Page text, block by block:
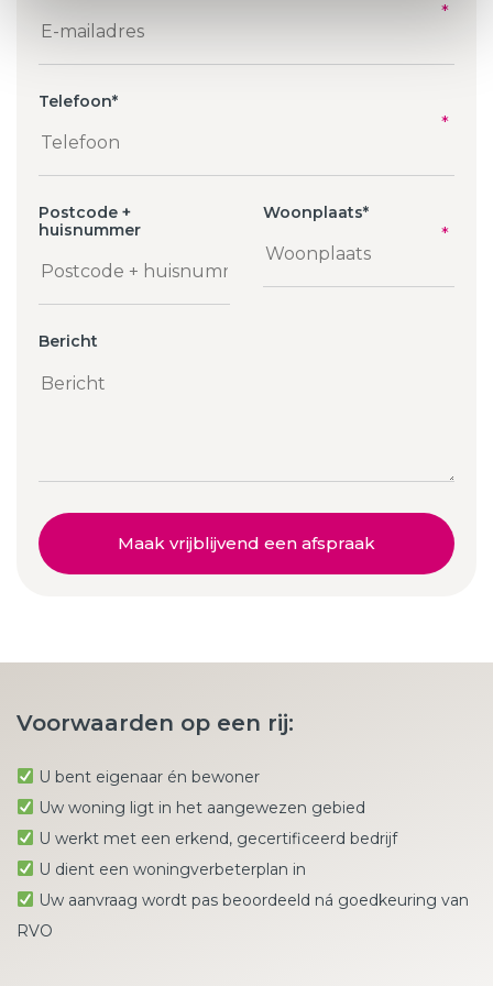
Telefoon*
Postcode +
huisnummer
Woonplaats*
Bericht
Maak vrijblijvend een afspraak
Voorwaarden op een rij:
U bent eigenaar én bewoner
Uw woning ligt in het aangewezen gebied
U werkt met een erkend, gecertificeerd bedrijf
U dient een woningverbeterplan in
Uw aanvraag wordt pas beoordeeld ná goedkeuring van
RVO